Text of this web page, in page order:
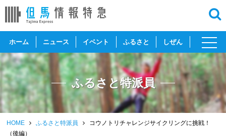
ホーム ニュース イベント ふるさと しぜん
toggle
ふるさと特派員
HOME ふるさと特派員
コウノトリチャレンジサイクリングに挑戦！
（後編）